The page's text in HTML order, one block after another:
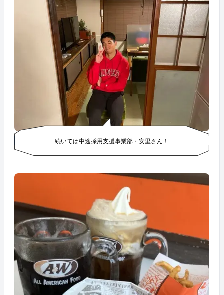
続いては中途採用支援事業部・安里さん！